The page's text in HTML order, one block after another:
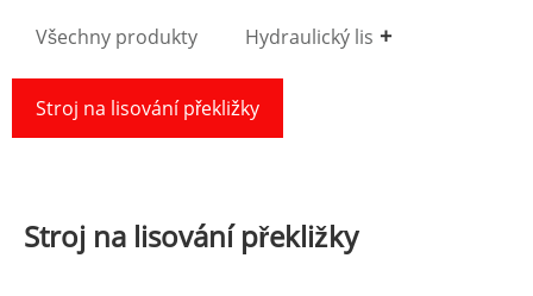
Všechny produkty Hydraulický lis
Stroj na lisování překližky
Stroj na lisování překližky